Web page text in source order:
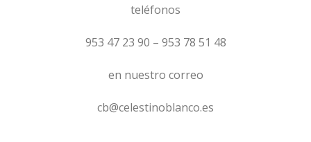
teléfonos
953 47 23 90 – 953 78 51 48
en nuestro correo
cb@celestinoblanco.es